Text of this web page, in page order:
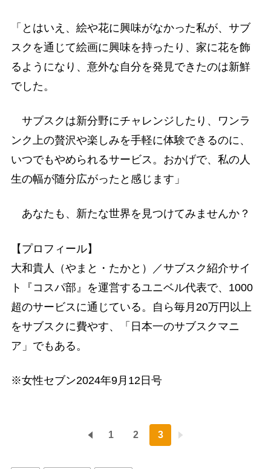
「とはいえ、絵や花に興味がなかった私が、サブ
スクを通じて絵画に興味を持ったり、家に花を飾
るようになり、意外な自分を発見できたのは新鮮
でした。
サブスクは新分野にチャレンジしたり、ワンラ
ンク上の贅沢や楽しみを手軽に体験できるのに、
いつでもやめられるサービス。おかげで、私の人
生の幅が随分広がったと感じます」
あなたも、新たな世界を見つけてみませんか？
【プロフィール】
大和貴人（やまと・たかと）／サブスク紹介サイ
ト『コスパ部』を運営するユニベル代表で、1000
超のサービスに通じている。自ら毎月20万円以上
をサブスクに費やす、「日本一のサブスクマニ
ア」でもある。
※女性セブン2024年9月12日号
1 2 3